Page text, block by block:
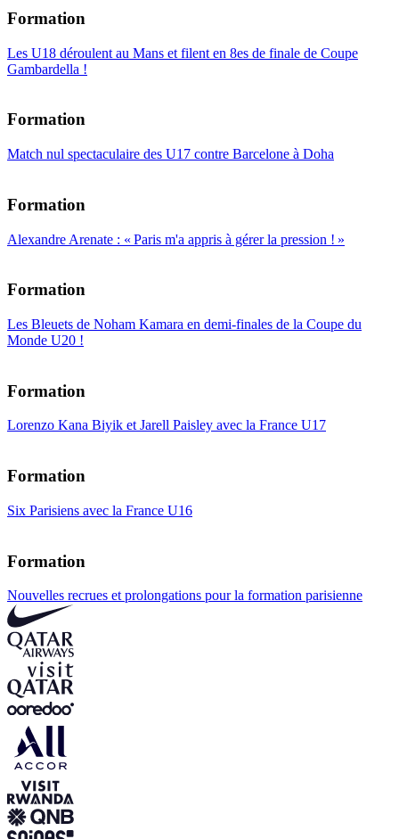
Formation
Les U18 déroulent au Mans et filent en 8es de finale de Coupe
Gambardella !
Formation
Match nul spectaculaire des U17 contre Barcelone à Doha
Formation
Alexandre Arenate : « Paris m'a appris à gérer la pression ! »
Formation
Les Bleuets de Noham Kamara en demi-finales de la Coupe du
Monde U20 !
Formation
Lorenzo Kana Biyik et Jarell Paisley avec la France U17
Formation
Six Parisiens avec la France U16
Formation
Nouvelles recrues et prolongations pour la formation parisienne